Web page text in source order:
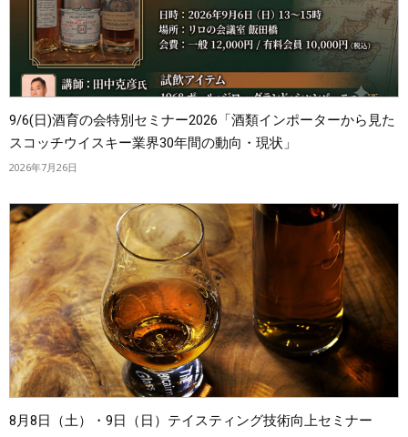
9/6(日)酒育の会特別セミナー2026「酒類インポーターから見た
スコッチウイスキー業界30年間の動向・現状」
2026年7月26日
8月8日（土）・9日（日）テイスティング技術向上セミナー